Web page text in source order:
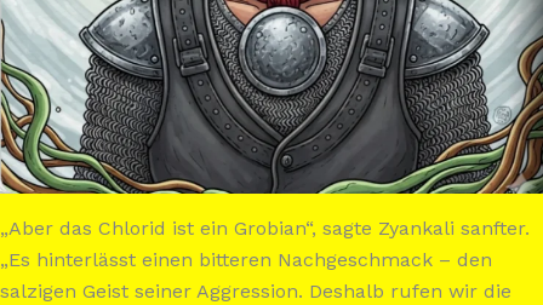
„Aber das Chlorid ist ein Grobian“, sagte Zyankali sanfter.
„Es hinterlässt einen bitteren Nachgeschmack – den
salzigen Geist seiner Aggression. Deshalb rufen wir die